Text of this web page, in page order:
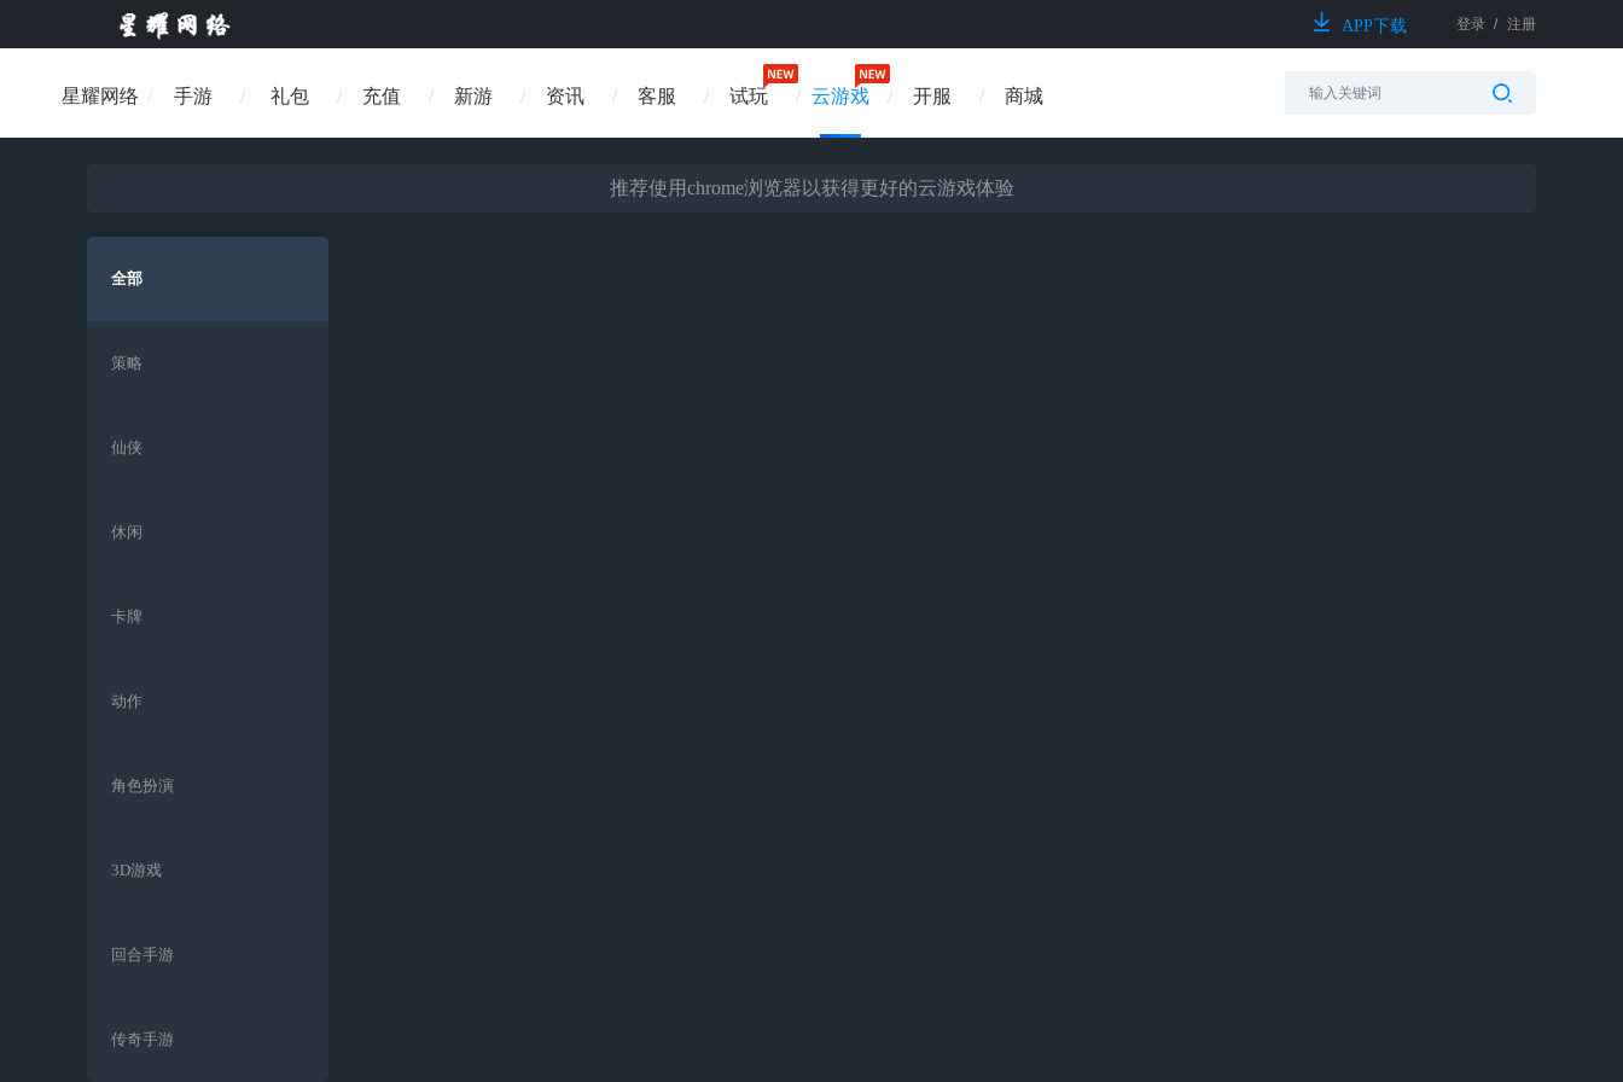
APP下载 登录 / 注册
星耀网络 手游 礼包 充值 新游 资讯 客服 试玩 云游戏 开服 商城
推荐使用chrome浏览器以获得更好的云游戏体验
全部
策略
仙侠
休闲
卡牌
动作
角色扮演
3D游戏
回合手游
传奇手游